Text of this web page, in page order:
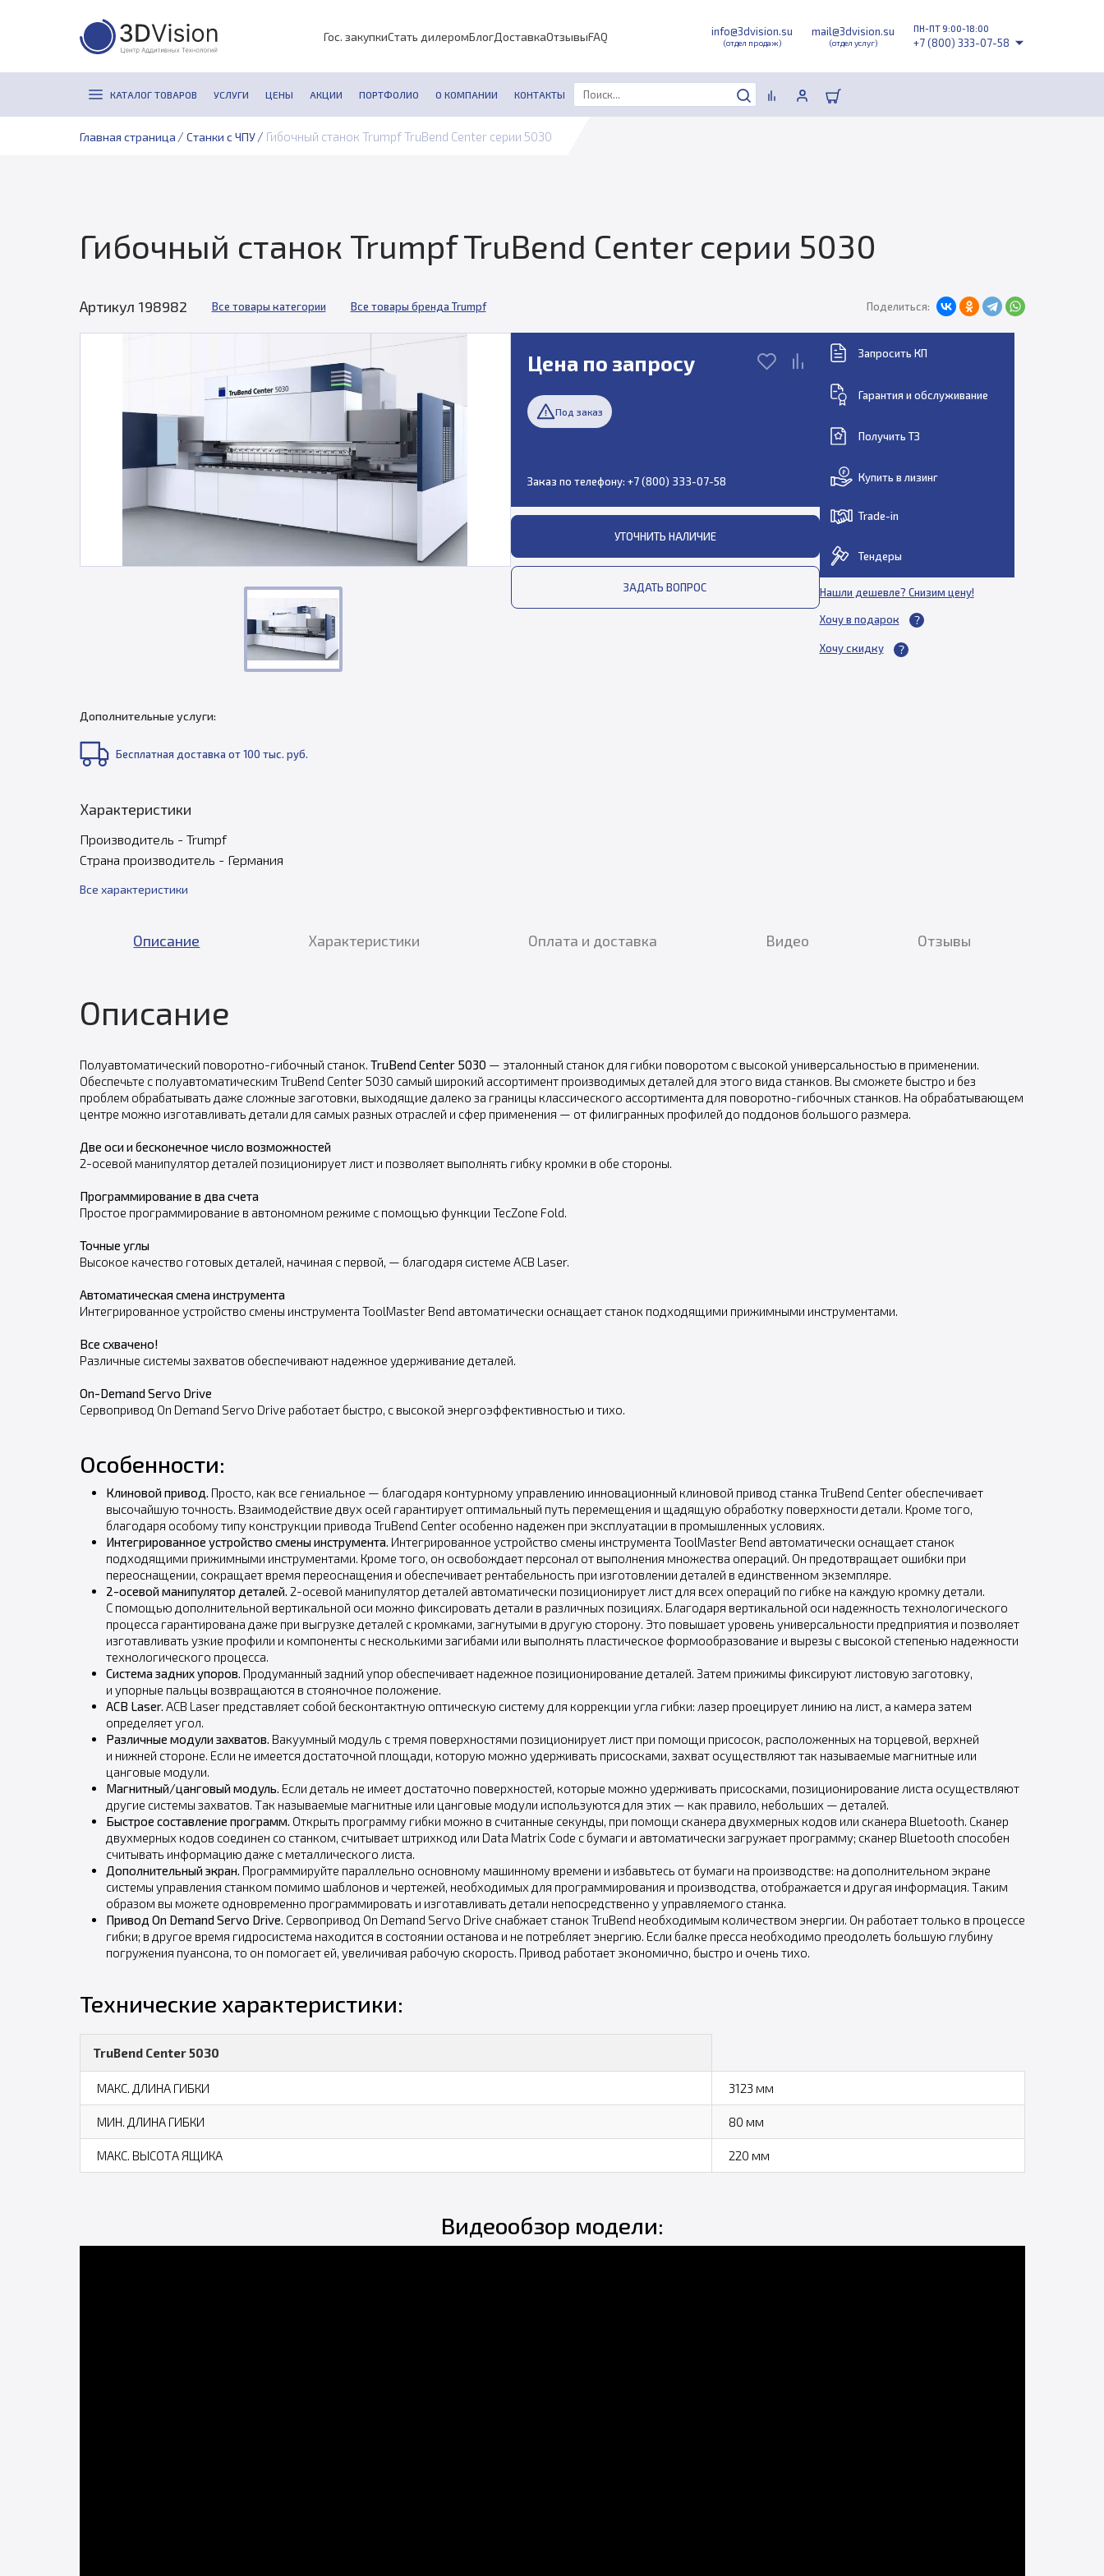
Гос. закупкиСтать дилеромБлогДоставкаОтзывыFAQ info@3dvision.su
(отдел продаж)
mail@3dvision.su
(отдел услуг)
ПН-ПТ 9:00-18:00
+7 (800) 333-07-58
КАТАЛОГ ТОВАРОВ УСЛУГИ ЦЕНЫ АКЦИИ ПОРТФОЛИО О КОМПАНИИ КОНТАКТЫ
Главная страница / Станки с ЧПУ / Гибочный станок Trumpf TruBend Center серии 5030
Гибочный станок Trumpf TruBend Center серии 5030
Артикул 198982 Все товары категории Все товары бренда Trumpf Поделиться:
Цена по запросу
Под заказ
Заказ по телефону: +7 (800) 333-07-58
УТОЧНИТЬ НАЛИЧИЕ
ЗАДАТЬ ВОПРОС
Запросить КП
Гарантия и обслуживание
Получить ТЗ
Купить в лизинг
Trade-in
Тендеры
Нашли дешевле? Снизим цену!
Хочу в подарок
Хочу скидку
Дополнительные услуги:
Бесплатная доставка от 100 тыс. руб.
Характеристики
Производитель - Trumpf
Страна производитель - Германия
Все характеристики
Описание Характеристики Оплата и доставка Видео Отзывы
Описание
Полуавтоматический поворотно-гибочный станок. TruBend Center 5030 — эталонный станок для гибки поворотом с высокой универсальностью в применении.
Обеспечьте с полуавтоматическим TruBend Center 5030 самый широкий ассортимент производимых деталей для этого вида станков. Вы сможете быстро и без
проблем обрабатывать даже сложные заготовки, выходящие далеко за границы классического ассортимента для поворотно-гибочных станков. На обрабатывающем
центре можно изготавливать детали для самых разных отраслей и сфер применения — от филигранных профилей до поддонов большого размера.
Две оси и бесконечное число возможностей
2-осевой манипулятор деталей позиционирует лист и позволяет выполнять гибку кромки в обе стороны.
Программирование в два счета
Простое программирование в автономном режиме с помощью функции TecZone Fold.
Точные углы
Высокое качество готовых деталей, начиная с первой, — благодаря системе ACB Laser.
Автоматическая смена инструмента
Интегрированное устройство смены инструмента ToolMaster Bend автоматически оснащает станок подходящими прижимными инструментами.
Все схвачено!
Различные системы захватов обеспечивают надежное удерживание деталей.
On-Demand Servo Drive
Сервопривод On Demand Servo Drive работает быстро, с высокой энергоэффективностью и тихо.
Особенности:
Клиновой привод. Просто, как все гениальное — благодаря контурному управлению инновационный клиновой привод станка TruBend Center обеспечивает
высочайшую точность. Взаимодействие двух осей гарантирует оптимальный путь перемещения и щадящую обработку поверхности детали. Кроме того,
благодаря особому типу конструкции привода TruBend Center особенно надежен при эксплуатации в промышленных условиях.
Интегрированное устройство смены инструмента. Интегрированное устройство смены инструмента ToolMaster Bend автоматически оснащает станок
подходящими прижимными инструментами. Кроме того, он освобождает персонал от выполнения множества операций. Он предотвращает ошибки при
переоснащении, сокращает время переоснащения и обеспечивает рентабельность при изготовлении деталей в единственном экземпляре.
2-осевой манипулятор деталей. 2-осевой манипулятор деталей автоматически позиционирует лист для всех операций по гибке на каждую кромку детали.
С помощью дополнительной вертикальной оси можно фиксировать детали в различных позициях. Благодаря вертикальной оси надежность технологического
процесса гарантирована даже при выгрузке деталей с кромками, загнутыми в другую сторону. Это повышает уровень универсальности предприятия и позволяет
изготавливать узкие профили и компоненты с несколькими загибами или выполнять пластическое формообразование и вырезы с высокой степенью надежности
технологического процесса.
Система задних упоров. Продуманный задний упор обеспечивает надежное позиционирование деталей. Затем прижимы фиксируют листовую заготовку,
и упорные пальцы возвращаются в стояночное положение.
ACB Laser. ACB Laser представляет собой бесконтактную оптическую систему для коррекции угла гибки: лазер проецирует линию на лист, а камера затем
определяет угол.
Различные модули захватов. Вакуумный модуль с тремя поверхностями позиционирует лист при помощи присосок, расположенных на торцевой, верхней
и нижней стороне. Если не имеется достаточной площади, которую можно удерживать присосками, захват осуществляют так называемые магнитные или
цанговые модули.
Магнитный/цанговый модуль. Если деталь не имеет достаточно поверхностей, которые можно удерживать присосками, позиционирование листа осуществляют
другие системы захватов. Так называемые магнитные или цанговые модули используются для этих — как правило, небольших — деталей.
Быстрое составление программ. Открыть программу гибки можно в считанные секунды, при помощи сканера двухмерных кодов или сканера Bluetooth. Сканер
двухмерных кодов соединен со станком, считывает штрихкод или Data Matrix Code с бумаги и автоматически загружает программу; сканер Bluetooth способен
считывать информацию даже с металлического листа.
Дополнительный экран. Программируйте параллельно основному машинному времени и избавьтесь от бумаги на производстве: на дополнительном экране
системы управления станком помимо шаблонов и чертежей, необходимых для программирования и производства, отображается и другая информация. Таким
образом вы можете одновременно программировать и изготавливать детали непосредственно у управляемого станка.
Привод On Demand Servo Drive. Сервопривод On Demand Servo Drive снабжает станок TruBend необходимым количеством энергии. Он работает только в процессе
гибки; в другое время гидросистема находится в состоянии останова и не потребляет энергию. Если балке пресса необходимо преодолеть большую глубину
погружения пуансона, то он помогает ей, увеличивая рабочую скорость. Привод работает экономично, быстро и очень тихо.
Технические характеристики:
TruBend Center 5030
МАКС. ДЛИНА ГИБКИ 3123 мм
МИН. ДЛИНА ГИБКИ 80 мм
МАКС. ВЫСОТА ЯЩИКА 220 мм
Видеообзор модели: